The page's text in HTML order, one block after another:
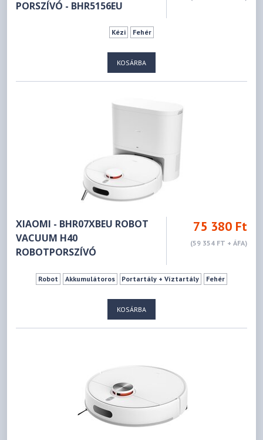
PORSZÍVÓ - BHR5156EU
Kézi Fehér
KOSÁRBA
XIAOMI - BHR07XBEU ROBOT
VACUUM H40
ROBOTPORSZÍVÓ
75 380 Ft
(59 354 FT + ÁFA)
Robot Akkumulátoros Portartály + Víztartály Fehér
KOSÁRBA